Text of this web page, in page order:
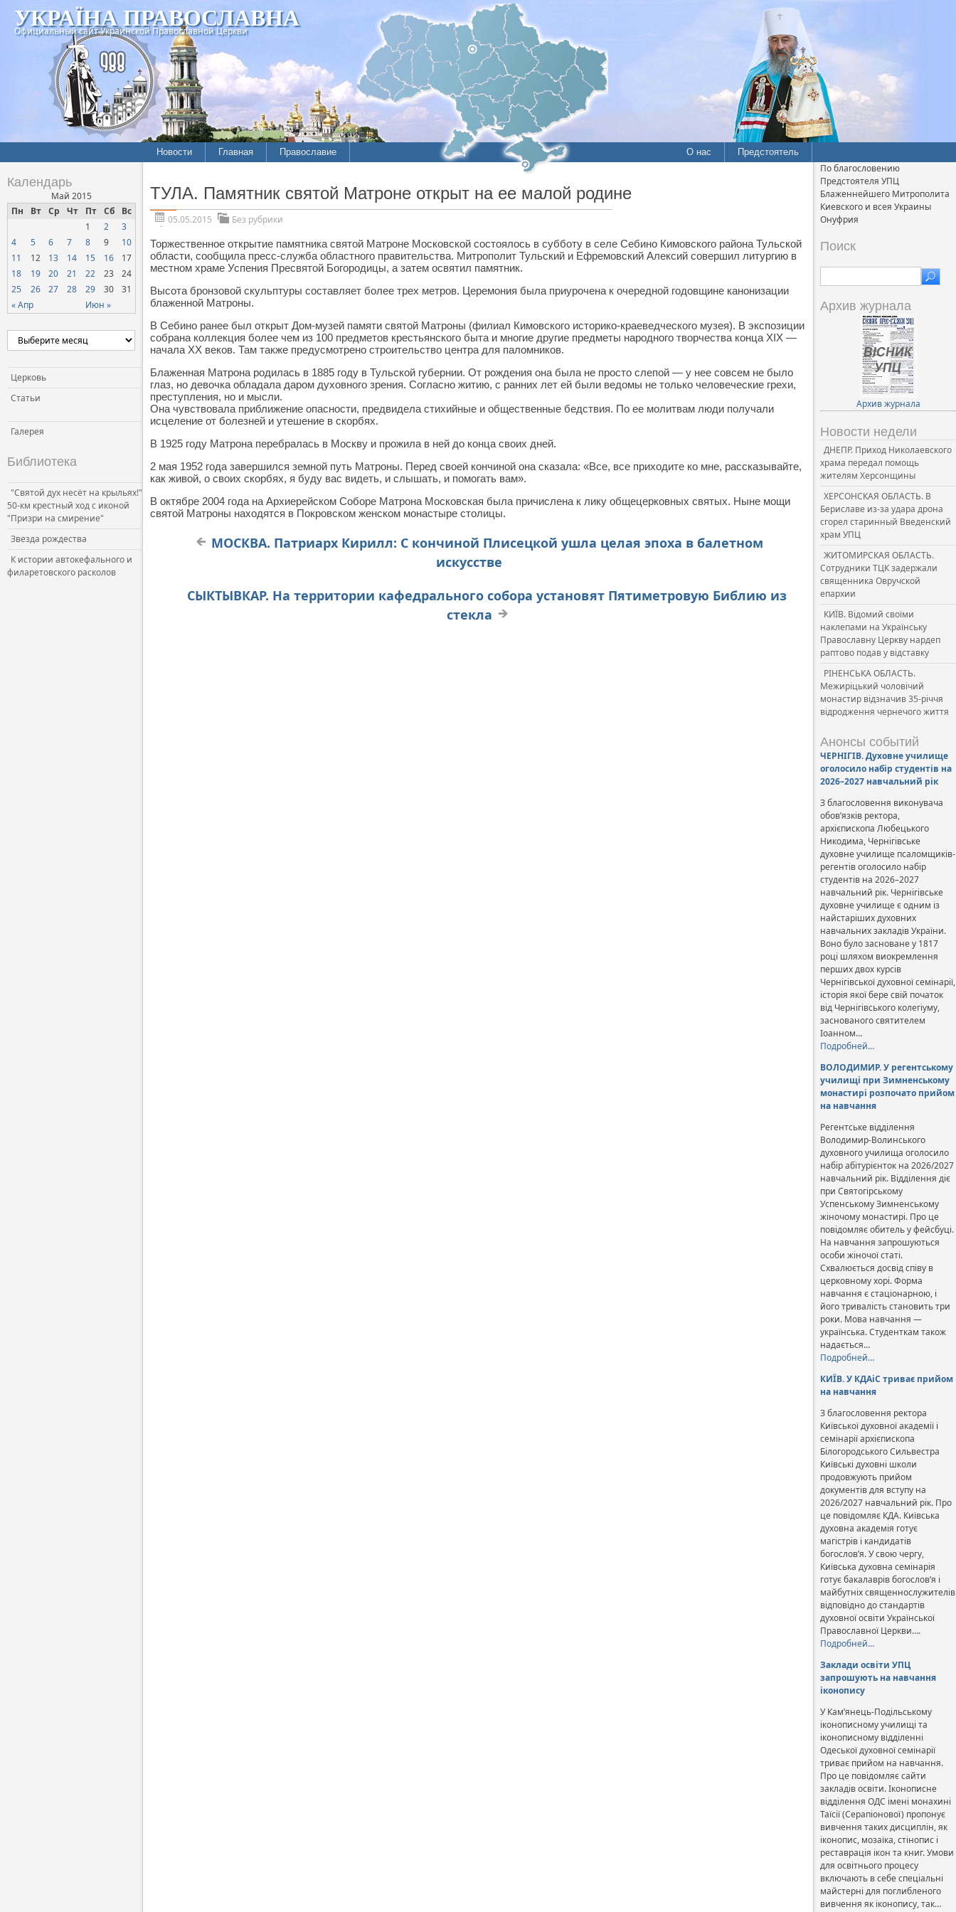
УКРАЇНА ПРАВОСЛАВНА
Официальный сайт Украинской Православной Церкви
Новости Главная Православие О нас Предстоятель
Календарь
Май 2015
Пн
Вт Ср Чт Пт Сб Вс
« Апр Июн »
1 2
3
4
5 6 7 8 9
10
11
12 13 14 15 16
17
18
19 20 21 22 23
24
25
26 27 28 29 30 31
Церковь
Статьи
Галерея
Библиотека
"Святой дух несёт на крыльях!"
50-км крестный ход с иконой
"Призри на смирение"
Звезда рождества
К истории автокефального и
филаретовского расколов
ТУЛА. Памятник святой Матроне открыт на ее малой родине
05.05.2015
Без рубрики
Торжественное открытие памятника святой Матроне Московской состоялось в субботу в селе Себино Кимовского района Тульской
области, сообщила пресс-служба областного правительства. Митрополит Тульский и Ефремовский Алексий совершил литургию в
местном храме Успения Пресвятой Богородицы, а затем освятил памятник.
Высота бронзовой скульптуры составляет более трех метров. Церемония была приурочена к очередной годовщине канонизации
блаженной Матроны.
В Себино ранее был открыт Дом-музей памяти святой Матроны (филиал Кимовского историко-краеведческого музея). В экспозиции
собрана коллекция более чем из 100 предметов крестьянского быта и многие другие предметы народного творчества конца XIX —
начала XX веков. Там также предусмотрено строительство центра для паломников.
Блаженная Матрона родилась в 1885 году в Тульской губернии. От рождения она была не просто слепой — у нее совсем не было
глаз, но девочка обладала даром духовного зрения. Согласно житию, с ранних лет ей были ведомы не только человеческие грехи,
преступления, но и мысли.
Она чувствовала приближение опасности, предвидела стихийные и общественные бедствия. По ее молитвам люди получали
исцеление от болезней и утешение в скорбях.
В 1925 году Матрона перебралась в Москву и прожила в ней до конца своих дней.
2 мая 1952 года завершился земной путь Матроны. Перед своей кончиной она сказала: «Все, все приходите ко мне, рассказывайте,
как живой, о своих скорбях, я буду вас видеть, и слышать, и помогать вам».
В октябре 2004 года на Архиерейском Соборе Матрона Московская была причислена к лику общецерковных святых. Ныне мощи
святой Матроны находятся в Покровском женском монастыре столицы.
МОСКВА. Патриарх Кирилл: С кончиной Плисецкой ушла целая эпоха в балетном
искусстве
СЫКТЫВКАР. На территории кафедрального собора установят Пятиметровую Библию из
стекла
По благословению
Предстоятеля УПЦ
Блаженнейшего Митрополита
Киевского и всея Украины
Онуфрия
Поиск
Архив журнала
Архив журнала
Новости недели
ДНЕПР. Приход Николаевского
храма передал помощь
жителям Херсонщины
ХЕРСОНСКАЯ ОБЛАСТЬ. В
Бериславе из-за удара дрона
сгорел старинный Введенский
храм УПЦ
ЖИТОМИРСКАЯ ОБЛАСТЬ.
Сотрудники ТЦК задержали
священника Овручской
епархии
КИЇВ. Відомий своїми
наклепами на Українську
Православну Церкву нардеп
раптово подав у відставку
РІНЕНСЬКА ОБЛАСТЬ.
Межиріцький чоловічий
монастир відзначив 35-річчя
відродження чернечого життя
Анонсы событий
ЧЕРНІГІВ. Духовне училище
оголосило набір студентів на
2026–2027 навчальний рік
З благословення виконувача
обов’язків ректора,
архієпископа Любецького
Никодима, Чернігівське
духовне училище псаломщиків-
регентів оголосило набір
студентів на 2026–2027
навчальний рік. Чернігівське
духовне училище є одним із
найстаріших духовних
навчальних закладів України.
Воно було засноване у 1817
році шляхом виокремлення
перших двох курсів
Чернігівської духовної семінарії,
історія якої бере свій початок
від Чернігівського колегіуму,
заснованого святителем
Іоанном…
Подробней…
ВОЛОДИМИР. У регентському
училищі при Зимненському
монастирі розпочато прийом
на навчання
Регентське відділення
Володимир-Волинського
духовного училища оголосило
набір абітурієнток на 2026/2027
навчальний рік. Відділення діє
при Святогірському
Успенському Зимненському
жіночому монастирі. Про це
повідомляє обитель у фейсбуці.
На навчання запрошуються
особи жіночої статі.
Схвалюється досвід співу в
церковному хорі. Форма
навчання є стаціонарною, і
його тривалість становить три
роки. Мова навчання —
українська. Студенткам також
надається…
Подробней…
КИЇВ. У КДАіС триває прийом
на навчання
З благословення ректора
Київської духовної академії і
семінарії архієпископа
Білогородського Сильвестра
Київські духовні школи
продовжують прийом
документів для вступу на
2026/2027 навчальний рік. Про
це повідомляє КДА. Київська
духовна академія готує
магістрів і кандидатів
богослов’я. У свою чергу,
Київська духовна семінарія
готує бакалаврів богослов’я і
майбутніх священнослужителів
відповідно до стандартів
духовної освіти Української
Православної Церкви….
Подробней…
Заклади освіти УПЦ
запрошують на навчання
іконопису
У Кам’янець-Подільському
іконописному училищі та
іконописному відділенні
Одеської духовної семінарії
триває прийом на навчання.
Про це повідомляє сайти
закладів освіти. Іконописне
відділення ОДС імені монахині
Таїсії (Серапіонової) пропонує
вивчення таких дисциплін, як
іконопис, мозаїка, стінопис і
реставрація ікон та книг. Умови
для освітнього процесу
включають в себе спеціальні
майстерні для поглибленого
вивчення як іконопису, так…